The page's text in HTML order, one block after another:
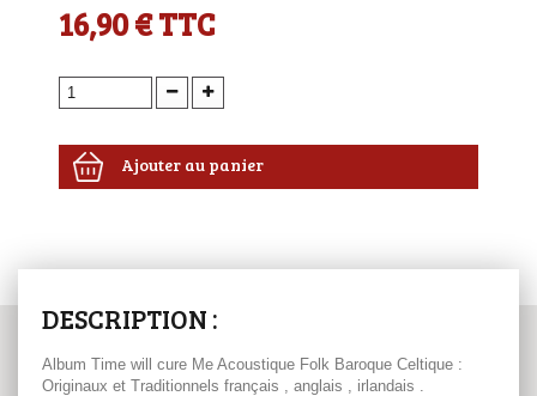
16,90 €TTC
Ajouter au panier
DESCRIPTION :
Album Time will cure Me Acoustique Folk Baroque Celtique :
Originaux et Traditionnels français , anglais , irlandais .